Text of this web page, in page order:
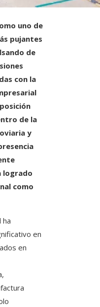
uno de
pujantes
de
con la
de la
y
logrado
como
ha
en
en